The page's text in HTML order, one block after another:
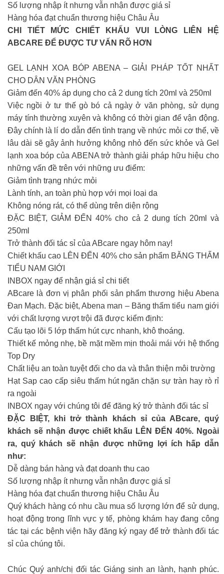
Số lượng nhập ít nhưng vẫn nhận được giá sỉ
Hàng hóa đạt chuẩn thương hiệu Châu Âu
CHI TIẾT MỨC CHIẾT KHẤU VUI LÒNG LIÊN HỆ
ABCARE ĐỂ ĐƯỢC TƯ VẤN RÕ HƠN
GEL LẠNH XOA BÓP ABENA – GIẢI PHÁP TỐT NHẤT
CHO DÂN VĂN PHÒNG
Giảm đến 40% áp dụng cho cả 2 dung tích 20ml và 250ml
Việc ngồi ở tư thế gò bó cả ngày ở văn phòng, sử dụng
máy tính thường xuyên và không có thời gian để vận động.
Đây chính là lí do dẫn đến tình trạng về nhức mỏi cơ thể, về
lâu dài sẽ gây ảnh hưởng không nhỏ đến sức khỏe và Gel
lạnh xoa bóp của ABENA trở thành giải pháp hữu hiệu cho
những vấn đề trên với những ưu điểm:
Giảm tình trạng nhức mỏi
Lành tính, an toàn phù hợp với mọi loại da
Không nóng rát, có thể dùng trên diện rộng
ĐẶC BIỆT, GIẢM ĐẾN 40% cho cả 2 dung tích 20ml và
250ml
Trở thành đối tác sỉ của ABcare ngay hôm nay!
Chiết khấu cao LÊN ĐẾN 40% cho sản phẩm BĂNG THẤM
TIỂU NAM GIỚI
INBOX ngay để nhận giá sỉ chi tiết
ABcare là đơn vị phân phối sản phẩm thương hiệu Abena
Đan Mạch. Đặc biệt, Abena man – Băng thấm tiểu nam giới
với chất lượng vượt trội đã được kiểm định:
Cấu tạo lõi 5 lớp thấm hút cực nhanh, khô thoáng.
Thiết kế mỏng nhẹ, bề mặt mềm mịn thoải mái với hệ thống
Top Dry
Chất liệu an toàn tuyệt đối cho da và thân thiện môi trường
Hạt Sap cao cấp siêu thấm hút ngăn chặn sự tràn hay rò rỉ
ra ngoài
INBOX ngay với chúng tôi để đăng ký trở thành đối tác sỉ
ĐẶC BIỆT, khi trở thành khách sỉ của ABcare, quý
khách sẽ nhận được chiết khấu LÊN ĐẾN 40%. Ngoài
ra, quý khách sẽ nhận được những lợi ích hấp dẫn
như:
Dễ dàng bán hàng và đạt doanh thu cao
Số lượng nhập ít nhưng vẫn nhận được giá sỉ
Hàng hóa đạt chuẩn thương hiệu Châu Âu
Quý khách hàng có nhu cầu mua số lượng lớn để sử dụng,
hoạt động trong lĩnh vực y tế, phòng khám hay đang công
tác tại các bệnh viện hãy đăng ký ngay để trở thành đối tác
sỉ của chúng tôi.
Chúc Quý anh/chị đối tác Giáng sinh an lành, hạnh phúc.